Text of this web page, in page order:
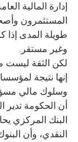
إدارة المالية
المستثمرون
طويلة المدى إذا
وغير مستقر.
لكن الثقة ليست
إنها نتيجة
وسلوك مالي
أن الحكومة تدير
البنك المركزي
النقدي، وأن